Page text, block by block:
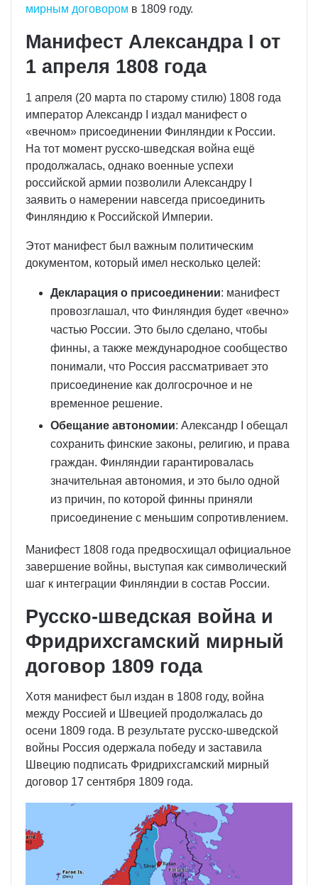
мирным договором в 1809 году.
Манифест Александра I от
1 апреля 1808 года
1 апреля (20 марта по старому стилю) 1808 года
император Александр I издал манифест о
«вечном» присоединении Финляндии к России.
На тот момент русско-шведская война ещё
продолжалась, однако военные успехи
российской армии позволили Александру I
заявить о намерении навсегда присоединить
Финляндию к Российской Империи.
Этот манифест был важным политическим
документом, который имел несколько целей:
Декларация о присоединении: манифест
провозглашал, что Финляндия будет «вечно»
частью России. Это было сделано, чтобы
финны, а также международное сообщество
понимали, что Россия рассматривает это
присоединение как долгосрочное и не
временное решение.
Обещание автономии: Александр I обещал
сохранить финские законы, религию, и права
граждан. Финляндии гарантировалась
значительная автономия, и это было одной
из причин, по которой финны приняли
присоединение с меньшим сопротивлением.
Манифест 1808 года предвосхищал официальное
завершение войны, выступая как символический
шаг к интеграции Финляндии в состав России.
Русско-шведская война и
Фридрихсгамский мирный
договор 1809 года
Хотя манифест был издан в 1808 году, война
между Россией и Швецией продолжалась до
осени 1809 года. В результате русско-шведской
войны Россия одержала победу и заставила
Швецию подписать Фридрихсгамский мирный
договор 17 сентября 1809 года.